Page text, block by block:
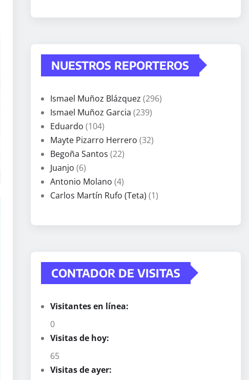
NUESTROS REPORTEROS
Ismael Muñoz Blázquez (296)
Ismael Muñoz Garcia (239)
Eduardo (104)
Mayte Pizarro Herrero (32)
Begoña Santos (22)
Juanjo (6)
Antonio Molano (4)
Carlos Martín Rufo (Teta) (1)
CONTADOR DE VISITAS
Visitantes en línea:
0
Visitas de hoy:
65
Visitas de ayer: